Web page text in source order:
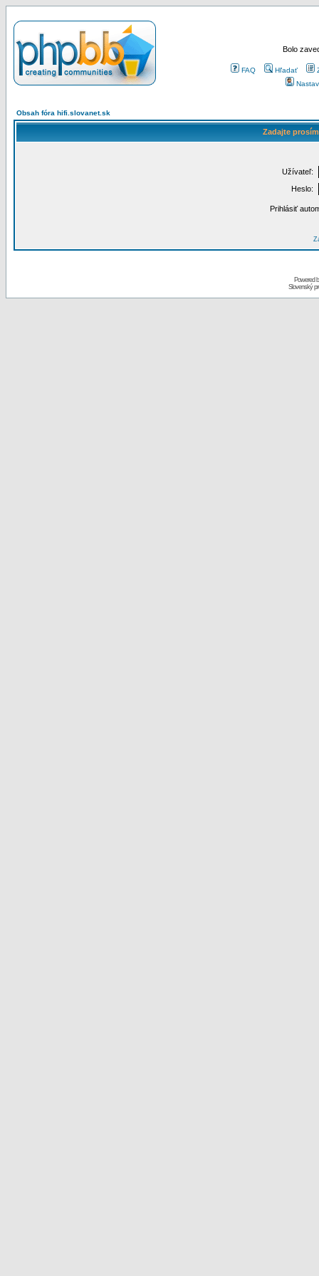
Bolo
FAQ Hľadať
Obsah fóra hifi.slovanet.sk
Zadajte
Užívateľ:
Heslo:
Prihlásiť
Powered
Slovenský